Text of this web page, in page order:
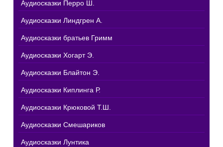
Аудиосказки Перро Ш.
Аудиосказки Линдгрен А.
Аудиосказки братьев Гримм
Аудиосказки Хогарт Э.
Аудиосказки Блайтон Э.
Аудиосказки Киплинга Р.
Аудиосказки Крюковой Т.Ш.
Аудиосказки Смешариков
Аудиосказки Лунтика